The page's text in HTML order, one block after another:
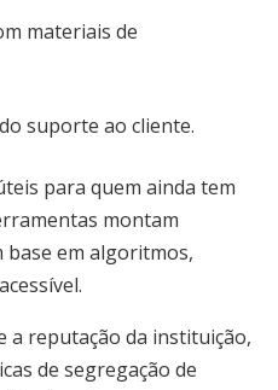
materiais de
suporte ao cliente.
para quem ainda tem
montam
base em algoritmos,
a reputação da instituição,
de segregação de